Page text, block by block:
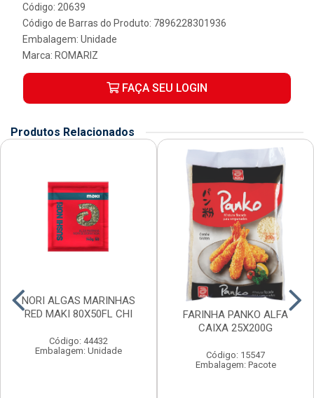
Código: 20639
Código de Barras do Produto: 7896228301936
Embalagem: Unidade
Marca: ROMARIZ
FAÇA SEU LOGIN
Produtos Relacionados
NORI ALGAS MARINHAS
RED MAKI 80X50FL CHI
Código: 44432
Embalagem: Unidade
FARINHA PANKO ALFA
CAIXA 25X200G
Código: 15547
Embalagem: Pacote